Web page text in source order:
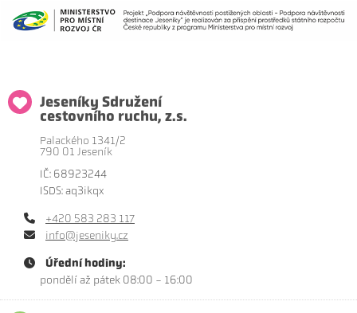
Jeseníky Sdružení
cestovního ruchu, z.s.
Palackého 1341/2
790 01 Jeseník
IČ: 68923244
ISDS: aq3ikqx
+420 583 283 117
info@jeseniky.cz
Úřední hodiny:
pondělí až pátek 08:00 - 16:00